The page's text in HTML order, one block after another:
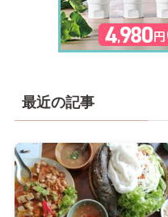
最近の記事